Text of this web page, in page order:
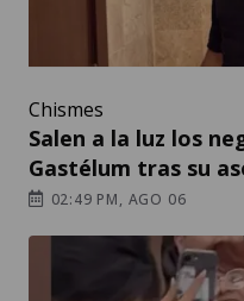
Chismes
Salen a la luz los
Gastélum tras su
02:49 PM, AGO 06